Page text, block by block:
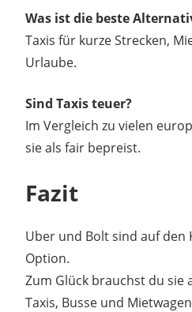
Was ist die beste
Taxis für kurze Strecken,
Urlaube.
Sind Taxis teuer?
Im Vergleich zu vielen
sie als fair bepreist.
Fazit
Uber und Bolt sind auf den
Option.
Zum Glück brauchst du sie
Taxis, Busse und